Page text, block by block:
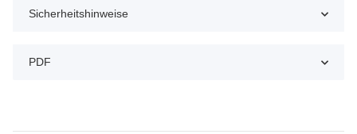
Sicherheitshinweise
PDF